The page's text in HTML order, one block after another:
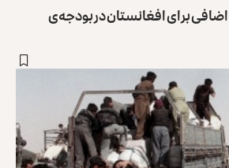
براى افغانستان در بودجه‌ی